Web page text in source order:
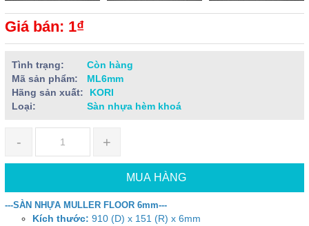
Giá bán: 1₫
Tình trạng:
Còn hàng
Mã sản phẩm:
ML6mm
Hãng sản xuất:
KORI
Loại:
Sàn nhựa hèm khoá
- +
MUA HÀNG
---SÀN NHỰA MULLER FLOOR 6mm---
Kích thước: 910 (D) x 151 (R) x 6mm